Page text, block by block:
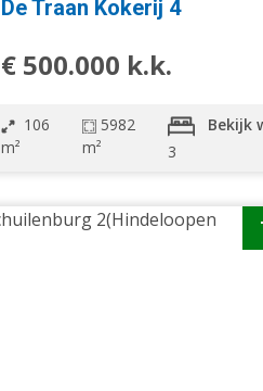
De Traan Kokerij 4
€ 500.000 k.k.
106
m²
5982
m²
3
Bekijk